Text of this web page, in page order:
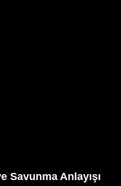
Savunma Anlayışı